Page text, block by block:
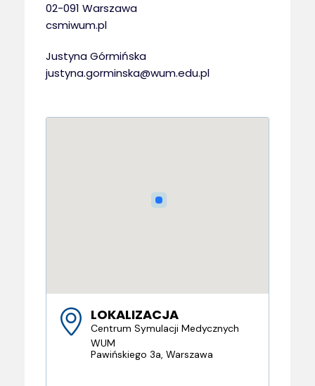
02-091 Warszawa
csmiwum.pl
Justyna Górmińska
justyna.gorminska@wum.edu.pl
LOKALIZACJA
Centrum Symulacji Medycznych
WUM
Pawińskiego 3a, Warszawa